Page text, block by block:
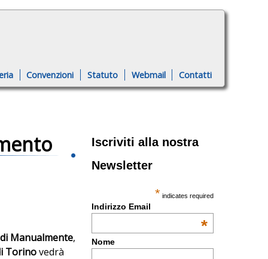
Convenzioni Statuto Webmail Contatti
Manualmente,
Torinovedrà
Iscriviti alla nostra
Newsletter
* indicates required
Indirizzo Email
*
Nome